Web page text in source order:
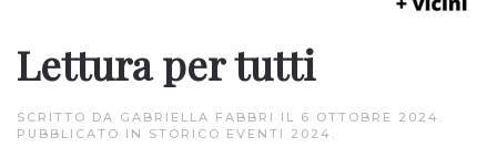
Lettura per tutti
SCRITTO DA GABRIELLA FABBRI IL 6 OTTOBRE 2024
PUBBLICATO IN STORICO EVENTI 2024